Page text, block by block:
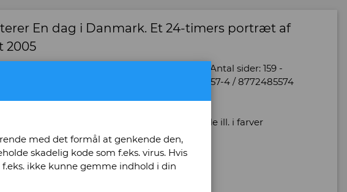
En dag i Danmark. Et 24-timers portræt af
2005
2006 - Antal bind: 1 - Oplag: 1 - Udgave: 1 - Antal sider: 159 -
Tilstand: Pænt eksemplar. - ISBN: 87-7248-557-4 / 8772485574
Finn Thrane og Anette Stoffersen - alle ill. i farver
med det formål at genkende den,
skadelig kode som f.eks. virus. Hvis
ikke kunne gemme indhold i din